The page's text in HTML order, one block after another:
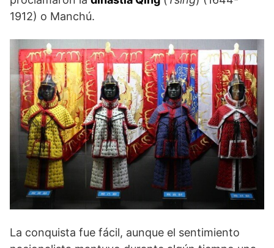
1912) o Manchú.
La conquista fue fácil, aunque el sentimiento